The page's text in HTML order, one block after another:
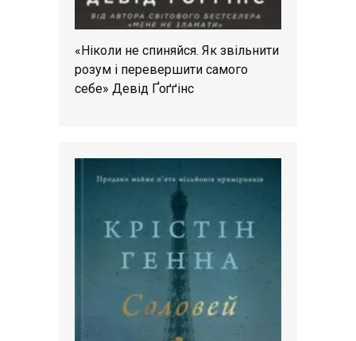
«Ніколи не спиняйся. Як звільнити
розум і перевершити самого
себе» Девід Ґоґґінс